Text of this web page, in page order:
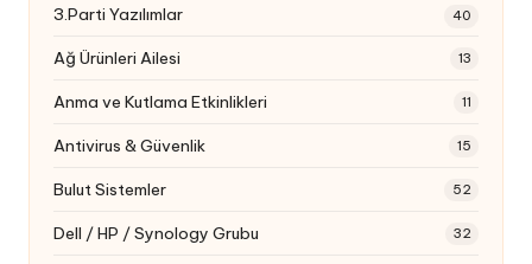
3.Parti Yazılımlar 40
Ağ Ürünleri Ailesi 13
Anma ve Kutlama Etkinlikleri 11
Antivirus & Güvenlik 15
Bulut Sistemler 52
Dell / HP / Synology Grubu 32